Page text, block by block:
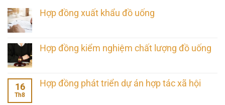
Hợp đồng xuất khẩu đồ uống
Hợp đồng kiểm nghiệm chất lượng đồ uống
16
Th8
Hợp đồng phát triển dự án hợp tác xã hội